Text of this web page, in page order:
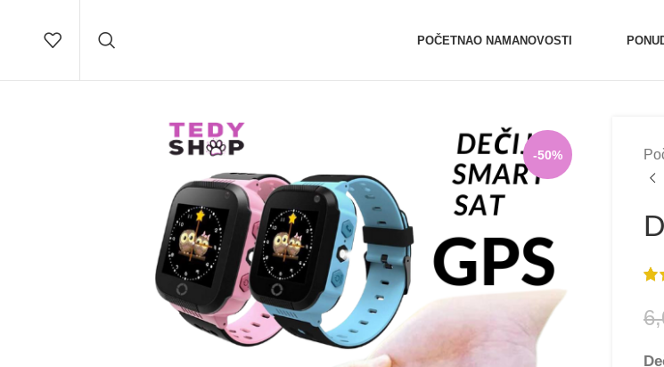
POČETNAO NAMANOVOSTI
-50%